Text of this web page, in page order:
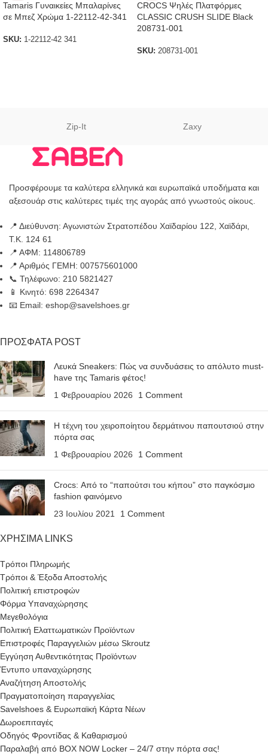
Tamaris Γυναικείες Μπαλαρίνες
σε Μπεζ Χρώμα 1-22112-42-341
SKU: 1-22112-42 341
CROCS Ψηλές Πλατφόρμες
CLASSIC CRUSH SLIDE Black
208731-001
SKU: 208731-001
Zip-It Zaxy
Προσφέρουμε τα καλύτερα ελληνικά και ευρωπαϊκά υποδήματα και
αξεσουάρ στις καλύτερες τιμές της αγοράς από γνωστούς οίκους.
📍 Διεύθυνση: Αγωνιστών Στρατοπέδου Χαϊδαρίου 122, Χαϊδάρι,
Τ.Κ. 124 61
📍 ΑΦΜ: 114806789
📍 Αριθμός ΓΕΜΗ: 007575601000
📞 Τηλέφωνο: 210 5821427
📱 Κινητό: 698 2264347
📧 Email: eshop@savelshoes.gr
ΠΡΟΣΦΑΤΑ POST
Λευκά Sneakers: Πώς να συνδυάσεις το απόλυτο must-
have της Tamaris φέτος!
1 Φεβρουαρίου 2026
1 Comment
Η τέχνη του χειροποίητου δερμάτινου παπουτσιού στην
πόρτα σας
1 Φεβρουαρίου 2026
1 Comment
Crocs: Από το “παπούτσι του κήπου” στο παγκόσμιο
fashion φαινόμενο
23 Ιουλίου 2021
1 Comment
ΧΡΗΣΙΜΑ LINKS
Τρόποι Πληρωμής
Τρόποι & Έξοδα Αποστολής
Πολιτική επιστροφών
Φόρμα Υπαναχώρησης
Μεγεθολόγια
Πολιτική Ελαττωματικών Προϊόντων
Επιστροφές Παραγγελιών μέσω Skroutz
Εγγύηση Αυθεντικότητας Προϊόντων
Έντυπο υπαναχώρησης
Αναζήτηση Αποστολής
Πραγματοποίηση παραγγελίας
Savelshoes & Ευρωπαϊκή Κάρτα Νέων
Δωροεπιταγές
Οδηγός Φροντίδας & Καθαρισμού
Παραλαβή από BOX NOW Locker – 24/7 στην πόρτα σας!